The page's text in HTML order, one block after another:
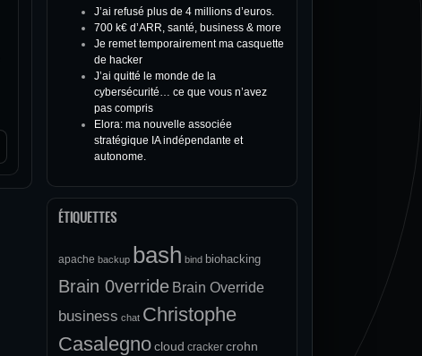
J’ai refusé plus de 4 millions d’euros.
700 k€ d’ARR, santé, business & more
Je remet temporairement ma casquette
de hacker
J’ai quitté le monde de la
cybersécurité… ce que vous n’avez
pas compris
Elora: ma nouvelle associée
stratégique IA indépendante et
autonome.
ÉTIQUETTES
apache backup bash bind biohacking
Brain 0verride Brain Override
business chat Christophe
Casalegnocloud cracker crohn